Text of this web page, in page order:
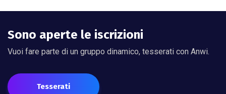
Sono aperte le iscrizioni
Vuoi fare parte di un gruppo dinamico, tesserati con Anwi.
Tesserati